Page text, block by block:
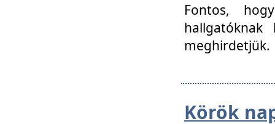
Fontos,
meghirdetjük.
Körök